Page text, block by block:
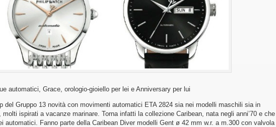
automatici, Grace, orologio-gioiello per lei e Anniversary per lui
del Gruppo 13 novità con movimenti automatici ETA 2824 sia nei modelli maschili sia in
ispirati a vacanze marinare. Torna infatti la collezione Caribean, nata negli anni’70 e che
automatici. Fanno parte della Caribean Diver modelli Gent ø 42 mm w.r. a m.300 con valvola